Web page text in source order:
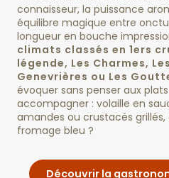
connaisseur, la puissance
équilibre magique entre
longueur en bouche
climats classés en 1ers
légende, Les Charmes,
Genevrières ou Les
évoquer sans penser aux
accompagner : volaille en
amandes ou crustacés
fromage bleu ?
Découvrir la